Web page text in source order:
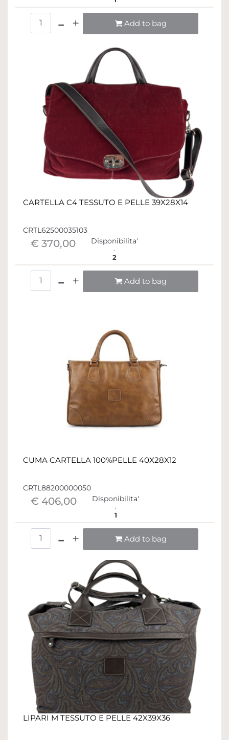
Add to bag
CARTELLA C4 TESSUTO E PELLE 39X28X14
CRTL62500035103
€ 370,00 Disponibilita'
2
Add to bag
CUMA CARTELLA 100%PELLE 40X28X12
CRTL88200000050
€ 406,00 Disponibilita'
1
Add to bag
LIPARI M TESSUTO E PELLE 42X39X36